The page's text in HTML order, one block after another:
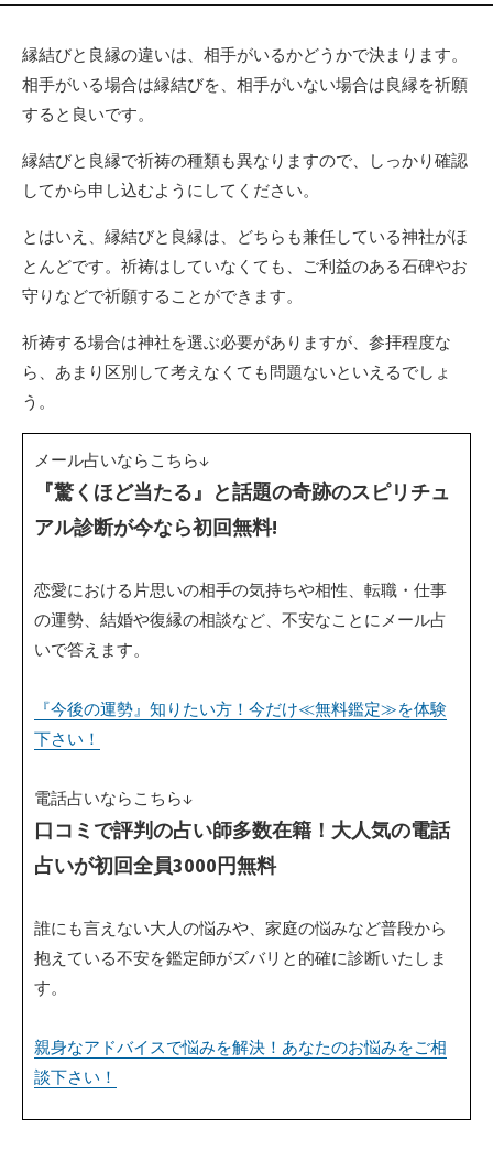
縁結びと良縁の違いは、相手がいるかどうかで決まります。
相手がいる場合は縁結びを、相手がいない場合は良縁を祈願
すると良いです。
縁結びと良縁で祈祷の種類も異なりますので、しっかり確認
してから申し込むようにしてください。
とはいえ、縁結びと良縁は、どちらも兼任している神社がほ
とんどです。祈祷はしていなくても、ご利益のある石碑やお
守りなどで祈願することができます。
祈祷する場合は神社を選ぶ必要がありますが、参拝程度な
ら、あまり区別して考えなくても問題ないといえるでしょ
う。
メール占いならこちら↓
『驚くほど当たる』と話題の奇跡のスピリチュ
アル診断が今なら初回無料!
恋愛における片思いの相手の気持ちや相性、転職・仕事
の運勢、結婚や復縁の相談など、不安なことにメール占
いで答えます。
『今後の運勢』知りたい方！今だけ≪無料鑑定≫を体験
下さい！
電話占いならこちら↓
口コミで評判の占い師多数在籍！大人気の電話
占いが初回全員3000円無料
誰にも言えない大人の悩みや、家庭の悩みなど普段から
抱えている不安を鑑定師がズバリと的確に診断いたしま
す。
親身なアドバイスで悩みを解決！あなたのお悩みをご相
談下さい！